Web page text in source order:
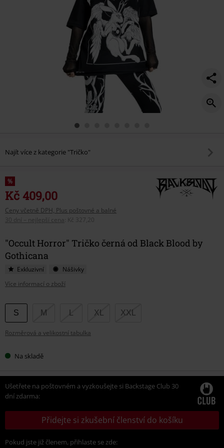
Najít více z kategorie "Tričko"
%
Kč 409,00
Ceny včetně DPH, Plus poštovné a balné
30 dní – nejlepší cena
Kč 327,20
"Occult Horror" Tričko černá od Black Blood by
Gothicana
Exkluzivní
Nášivky
Více informací o zboží
Vyberte
si
velikost
S M XL XXL
Rozměrová a velikostní tabulka
Na skladě
Ušetřete na poštovném a vyzkoušejte si Backstage Club 30
dní zdarma:
Přidejte si zkušební členství do košíku
Pokud jste již členem, přihlaste se zde: